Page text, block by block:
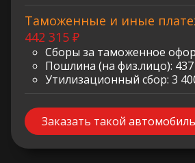
Таможенные и иные
442 315 ₽
Сборы за таможенное
Пошлина (на физ.лицо): 437
Утилизационный сбор: 3
Заказать такой автомобиль